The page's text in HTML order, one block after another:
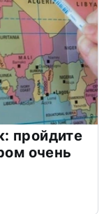
пройдите
очень